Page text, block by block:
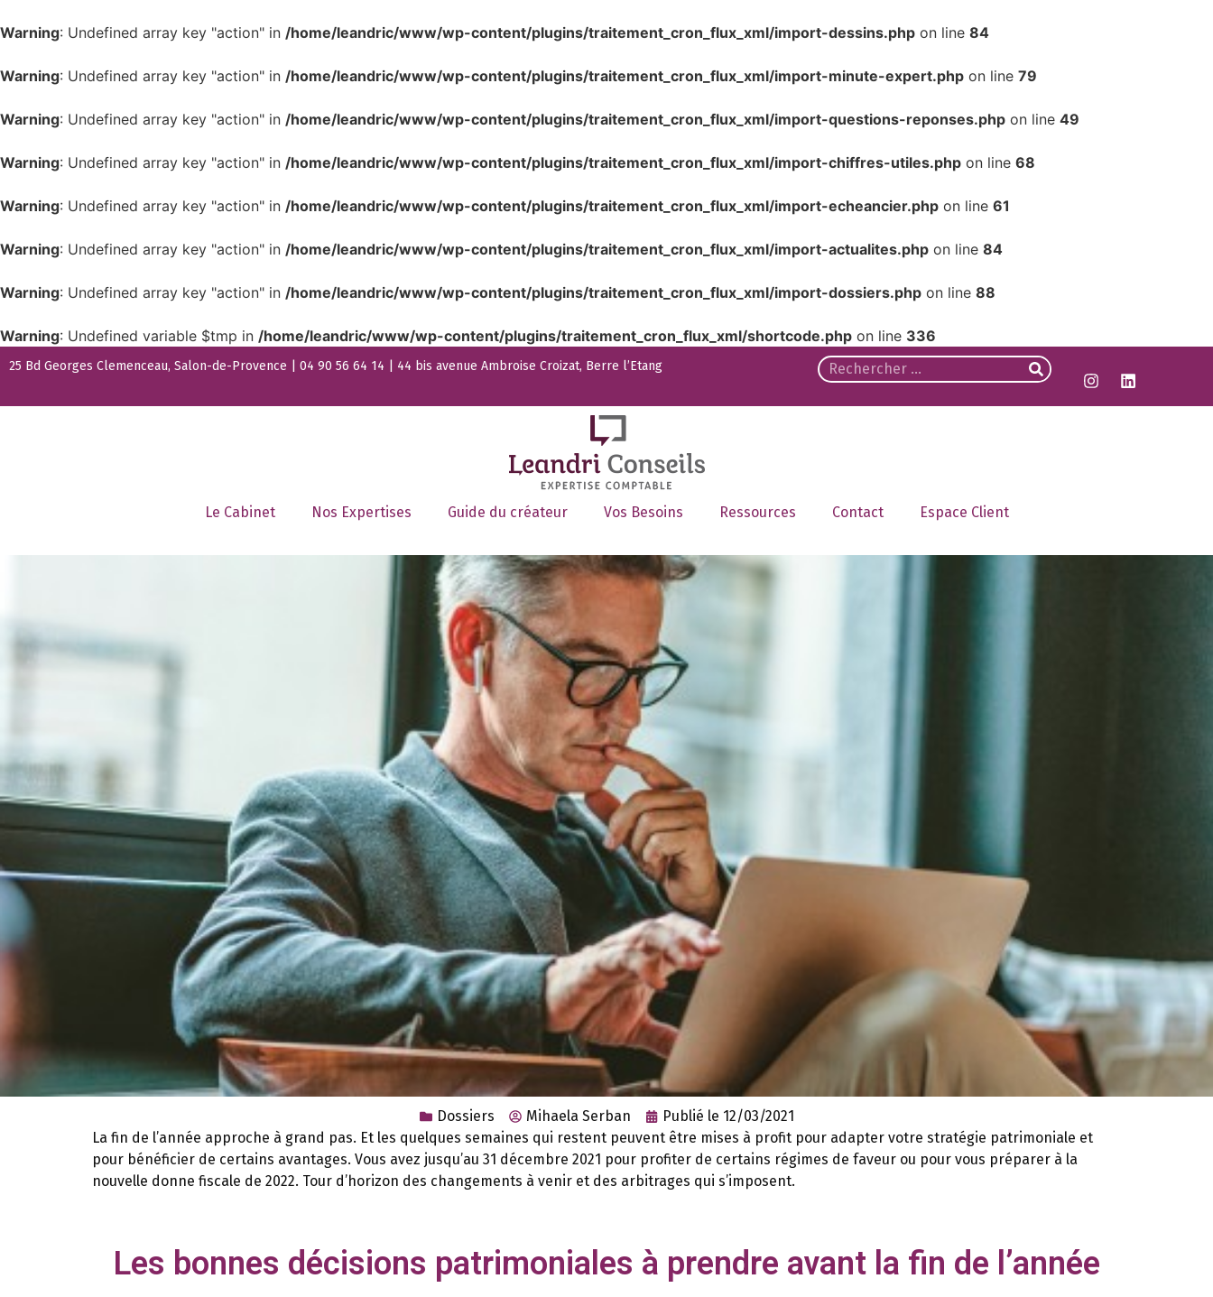
Warning: Undefined array key "action" in /home/leandric/www/wp-content/plugins/traitement_cron_flux_xml/import-dessins.php on line 84
Warning: Undefined array key "action" in /home/leandric/www/wp-content/plugins/traitement_cron_flux_xml/import-minute-expert.php on line 79
Warning: Undefined array key "action" in /home/leandric/www/wp-content/plugins/traitement_cron_flux_xml/import-questions-reponses.php on line 49
Warning: Undefined array key "action" in /home/leandric/www/wp-content/plugins/traitement_cron_flux_xml/import-chiffres-utiles.php on line 68
Warning: Undefined array key "action" in /home/leandric/www/wp-content/plugins/traitement_cron_flux_xml/import-echeancier.php on line 61
Warning: Undefined array key "action" in /home/leandric/www/wp-content/plugins/traitement_cron_flux_xml/import-actualites.php on line 84
Warning: Undefined array key "action" in /home/leandric/www/wp-content/plugins/traitement_cron_flux_xml/import-dossiers.php on line 88
Warning: Undefined variable $tmp in /home/leandric/www/wp-content/plugins/traitement_cron_flux_xml/shortcode.php on line 336
25 Bd Georges Clemenceau, Salon-de-Provence | 04 90 56 64 14 | 44 bis avenue Ambroise Croizat, Berre l’Etang
Le Cabinet Nos Expertises Guide du créateur Vos Besoins Ressources Contact Espace Client
Dossiers Mihaela Serban Publié le 12/03/2021
La fin de l’année approche à grand pas. Et les quelques semaines qui restent peuvent être mises à profit pour adapter votre stratégie patrimoniale et
pour bénéficier de certains avantages. Vous avez jusqu’au 31 décembre 2021 pour profiter de certains régimes de faveur ou pour vous préparer à la
nouvelle donne fiscale de 2022. Tour d’horizon des changements à venir et des arbitrages qui s’imposent.
Les bonnes décisions patrimoniales à prendre avant la fin de l’année